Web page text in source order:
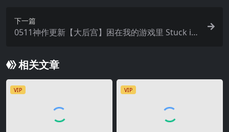
下一篇
0511神作更新【大后宫】困在我的游戏里 Stuck in
相关文章
VIP VIP